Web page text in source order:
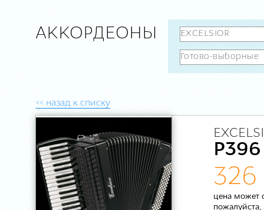
АККОРДЕОНЫ
<< назад к списку
P396
326
цена может
пожалуйста,